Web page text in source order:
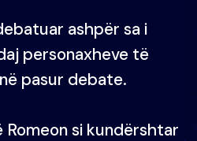
ashpër sa i
personaxheve të
pasur debate.
Romeon si kundërshtar